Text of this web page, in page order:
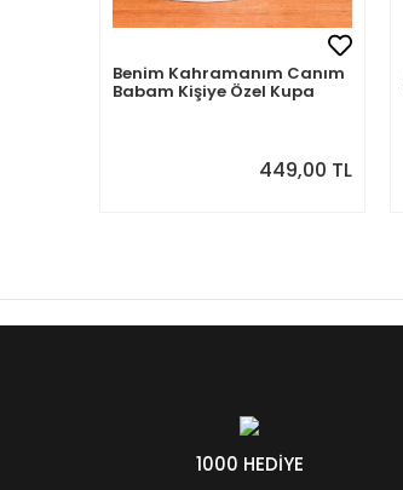
Benim Kahramanım Canım
Babam Kişiye Özel Kupa
449,00 TL
1000 HEDİYE